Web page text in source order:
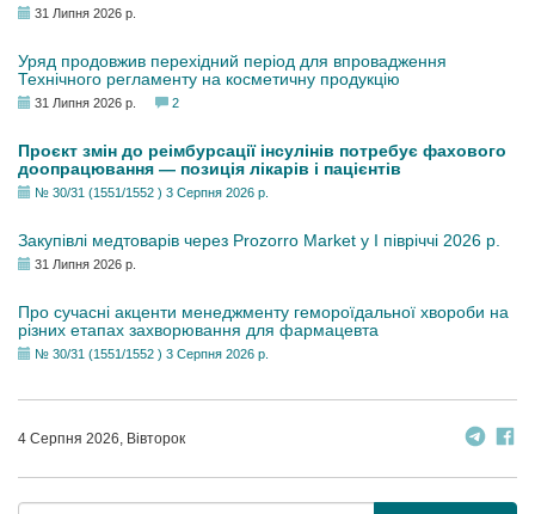
31 Липня 2026 р.
Уряд продовжив перехідний період для впровадження
Технічного регламенту на косметичну продукцію
31 Липня 2026 р. 2
Проєкт змін до реімбурсації інсулінів потребує фахового
доопрацювання — позиція лікарів і пацієнтів
№ 30/31 (1551/1552 ) 3 Серпня 2026 р.
Закупівлі медтоварів через Prozorro Market у I півріччі 2026 р.
31 Липня 2026 р.
Про сучасні акценти менеджменту гемороїдальної хвороби на
різних етапах захворювання для фармацевта
№ 30/31 (1551/1552 ) 3 Серпня 2026 р.
4 Серпня 2026, Вівторок